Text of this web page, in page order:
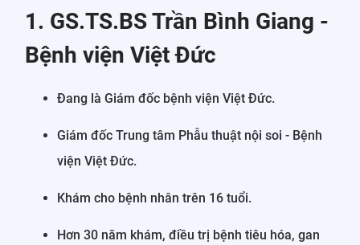
1. GS.TS.BS Trần Bình Giang -
Bệnh viện Việt Đức
Đang là Giám đốc bệnh viện Việt Đức.
Giám đốc Trung tâm Phẫu thuật nội soi - Bệnh
viện Việt Đức.
Khám cho bệnh nhân trên 16 tuổi.
Hơn 30 năm khám, điều trị bệnh tiêu hóa, gan